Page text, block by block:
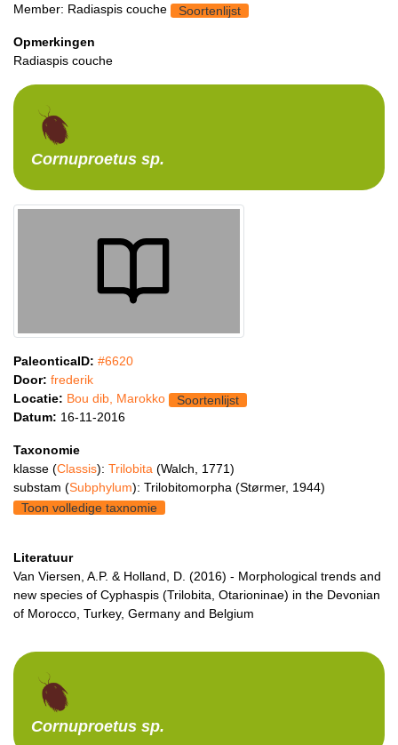
Member: Radiaspis couche
Soortenlijst
Opmerkingen
Radiaspis couche
Cornuproetus sp.
PaleonticaID: #6620
Door: frederik
Locatie: Bou dib, Marokko
Soortenlijst
Datum: 16-11-2016
Taxonomie
klasse (Classis): Trilobita (Walch, 1771)
substam (Subphylum): Trilobitomorpha (Størmer, 1944)
Toon volledige taxnomie
Literatuur
Van Viersen, A.P. & Holland, D. (2016) - Morphological trends and
new species of Cyphaspis (Trilobita, Otarioninae) in the Devonian
of Morocco, Turkey, Germany and Belgium
Cornuproetus sp.